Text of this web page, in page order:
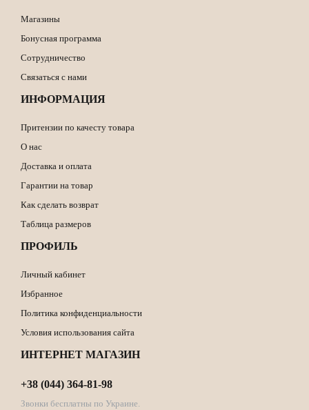
Магазины
Бонусная программа
Сотрудничество
Связаться с нами
ИНФОРМАЦИЯ
Притензии по качесту товара
О нас
Доставка и оплата
Гарантии на товар
Как сделать возврат
Таблица размеров
ПРОФИЛЬ
Личный кабинет
Избранное
Политика конфиденциальности
Условия использования сайта
ИНТЕРНЕТ МАГАЗИН
+38 (044) 364-81-98
Звонки бесплатны по Украине.